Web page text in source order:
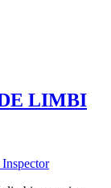
LIMBI